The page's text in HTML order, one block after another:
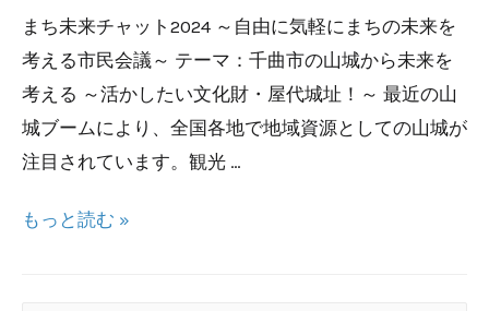
まち未来チャット2024 ～自由に気軽にまちの未来を
考える市民会議～ テーマ：千曲市の山城から未来を
考える ～活かしたい文化財・屋代城址！～ 最近の山
城ブームにより、全国各地で地域資源としての山城が
注目されています。観光 …
ま
もっと読む »